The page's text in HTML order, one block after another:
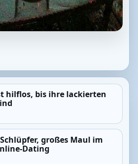
hilflos, bis ihre lackierten
großes Maul im
Dating